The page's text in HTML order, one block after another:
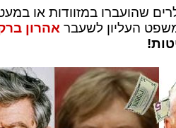
שהועברו במזוודות או
העליון לשעבר אהרון